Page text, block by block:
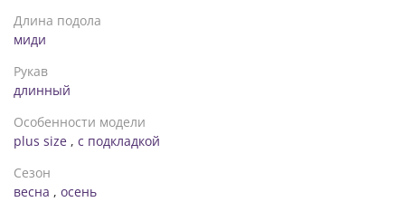
Длина подола
миди
Рукав
длинный
Особенности модели
plus size , с подкладкой
Сезон
весна , осень